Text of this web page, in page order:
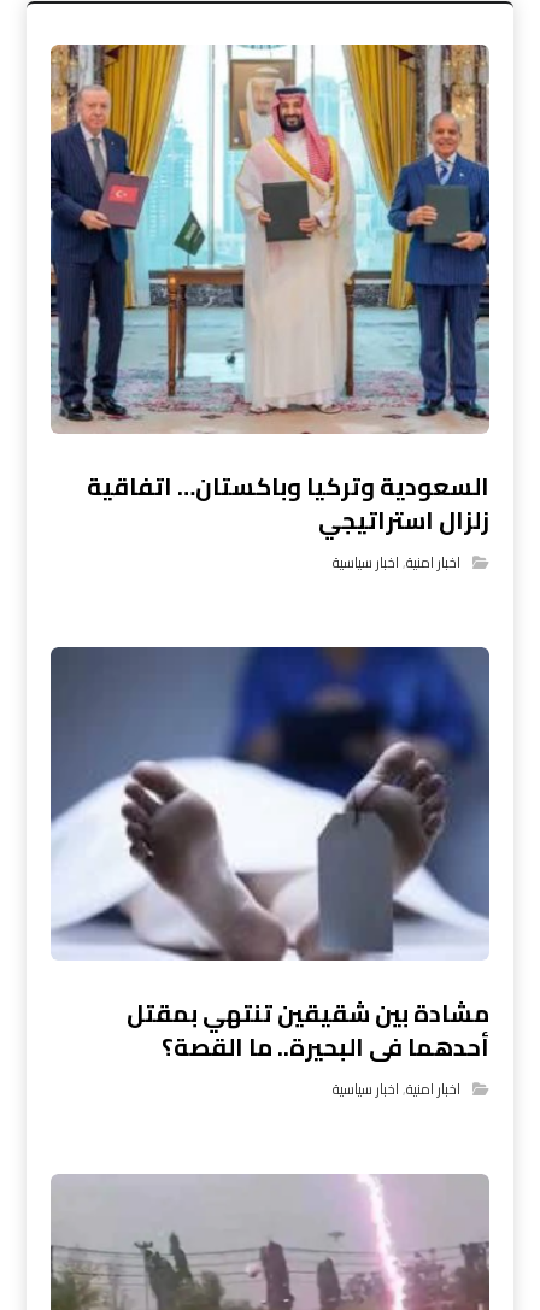
السعودية وتركيا وباكستان… اتفاقية
زلزال استراتيجي
اخبار امنية,اخبار سياسية
مشادة بين شقيقين تنتهي بمقتل
أحدهما فى البحيرة.. ما القصة؟
اخبار امنية,اخبار سياسية